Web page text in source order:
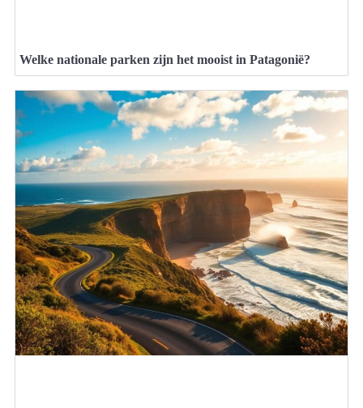
Welke nationale parken zijn het mooist in Patagonië?